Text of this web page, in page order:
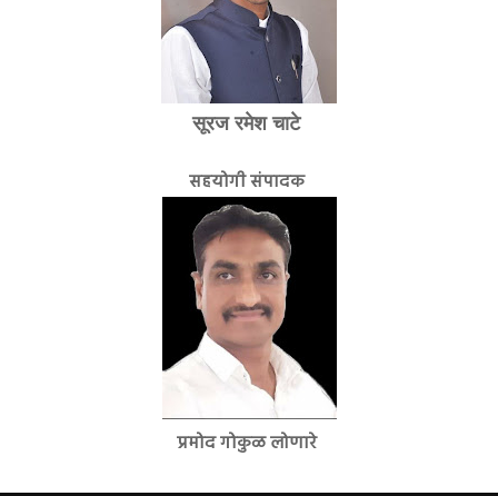
सूरज रमेश चाटे
सहयोगी संपादक
प्रमोद गोकुळ लोणारे